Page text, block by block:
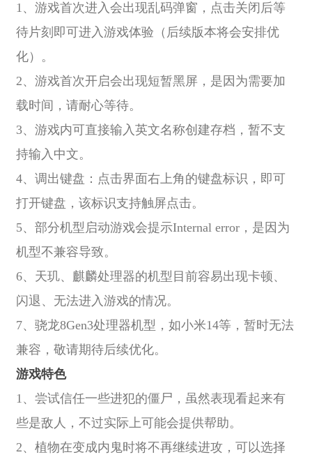
1、游戏首次进入会出现乱码弹窗，点击关闭后等
待片刻即可进入游戏体验（后续版本将会安排优
化）。
2、游戏首次开启会出现短暂黑屏，是因为需要加
载时间，请耐心等待。
3、游戏内可直接输入英文名称创建存档，暂不支
持输入中文。
4、调出键盘：点击界面右上角的键盘标识，即可
打开键盘，该标识支持触屏点击。
5、部分机型启动游戏会提示Internal error，是因为
机型不兼容导致。
6、天玑、麒麟处理器的机型目前容易出现卡顿、
闪退、无法进入游戏的情况。
7、骁龙8Gen3处理器机型，如小米14等，暂时无法
兼容，敬请期待后续优化。
游戏特色
1、尝试信任一些进犯的僵尸，虽然表现看起来有
些是敌人，不过实际上可能会提供帮助。
2、植物在变成内鬼时将不再继续进攻，可以选择